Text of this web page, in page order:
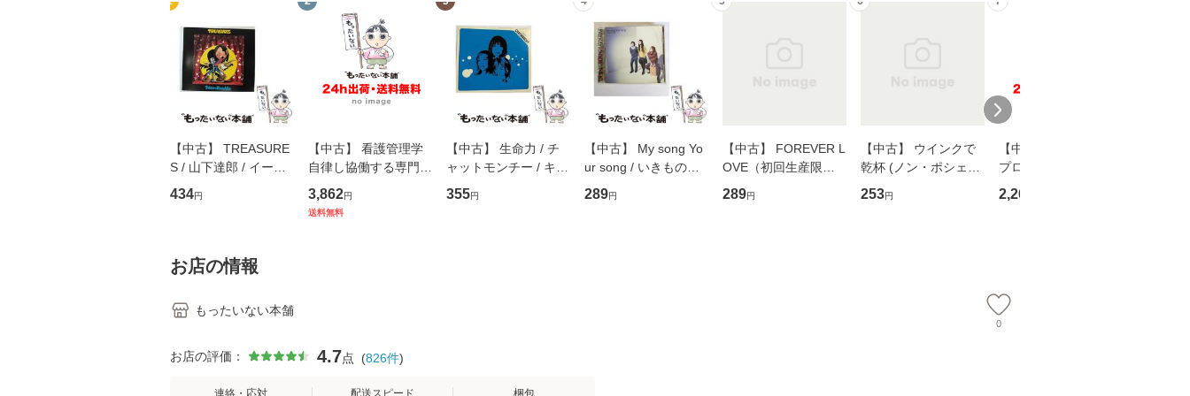
【中古】 TREASURE
S / 山下達郎 / イース
トウエスト・ジャパン
[CD]【メール便送料無
434円
【中古】 看護管理学
自律し協働する専門職
の看護マネジメントス
キル 改訂第3版 (看護
3,862円
送料無料
【中古】 生命力 / チ
ャットモンチー / キュ
ーンレコード [CD]
【メール便送料無料】
355円
【中古】 My song Yo
ur song / いきものが
かり / [CD]【メール便
送料無料】
289円
【中古】 FOREVER L
OVE（初回生産限定
盤） / 清水翔太×加藤
ミリヤ / [CD]【メール
289円
【中古】 ウインクで
乾杯 (ノン・ポシェッ
ト) / 東野圭吾 / 祥伝
社 [文庫]【メール便送
253円
【中古】 野ブタ。を
プロデュース [DVD-B
OX] / バップ [DVD]
【メール便送料無料】
2,266
お店の情報
もったいない本舗
0
お店の評価： 4.7点 (826件)